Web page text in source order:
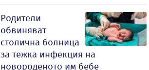
Родители
обвиняват
столична болница
за тежка инфекция на
новороденото им бебе